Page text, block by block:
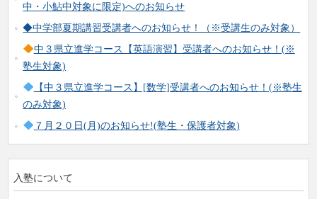
中・小鮎中対象に限定)へのお知らせ
◆中学部夏期講習受講者へのお知らせ！（※受講生のみ対象）
中３県立進学コース【英語演習】受講者へのお知らせ！(※
塾生対象)
【中３県立進学コース】[数学]受講者へのお知らせ！(※塾生
のみ対象)
７月２０日(月)のお知らせ!(塾生・保護者対象)
入塾について